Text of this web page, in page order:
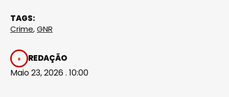
TAGS:
Crime,GNR
REDAÇÃO
Maio 23, 2026 . 10:00